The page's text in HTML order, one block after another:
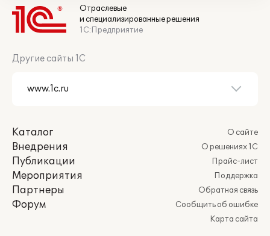
Отраслевые
и специализированные решения
1С:Предприятие
Другие сайты 1С
Каталог
Внедрения
Публикации
Мероприятия
Партнеры
Форум
О сайте
О решениях 1С
Прайс-лист
Поддержка
Обратная связь
Сообщить об ошибке
Карта сайта